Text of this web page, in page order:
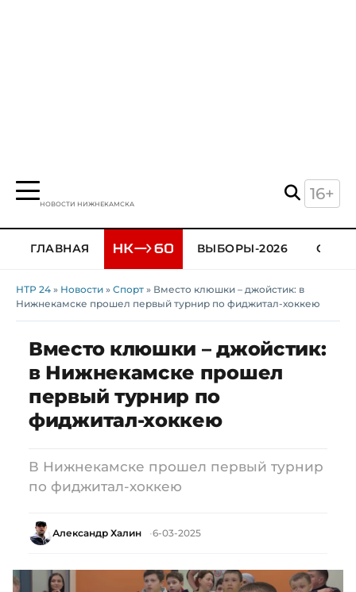
НОВОСТИ НИЖНЕКАМСКА
16+
ГЛАВНАЯ ВЫБОРЫ-2026
НТР 24 » Новости » Спорт » Вместо клюшки – джойстик: в
Нижнекамске прошел первый турнир по фиджитал-хоккею
Вместо клюшки – джойстик:
в Нижнекамске прошел
первый турнир по
фиджитал-хоккею
В Нижнекамске прошел первый турнир
по фиджитал-хоккею
Александр Халин 6-03-2025